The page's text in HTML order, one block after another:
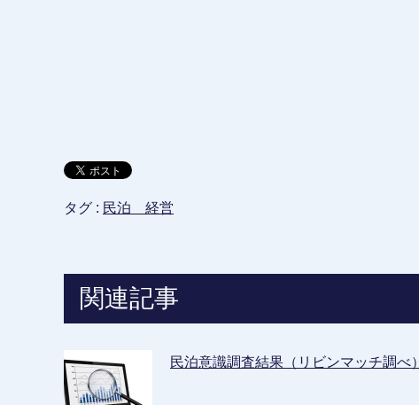
タグ : 民泊 経営
関連記事
民泊意識調査結果（リビンマッチ調べ）